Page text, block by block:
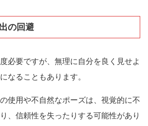
の回避
必要ですが、無理に自分を良く見せよ
なることもあります。
使用や不自然なポーズは、視覚的に不
、信頼性を失ったりする可能性があり